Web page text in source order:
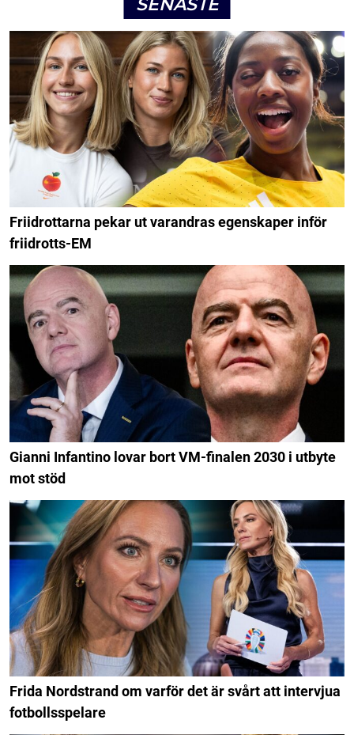
Friidrottarna pekar ut varandras egenskaper inför
friidrotts-EM
Gianni Infantino lovar bort VM-finalen 2030 i utbyte
mot stöd
Frida Nordstrand om varför det är svårt att intervjua
fotbollsspelare